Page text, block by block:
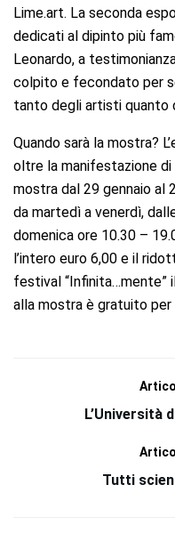
Lime.art. La seconda
dedicati al dipinto più
Leonardo, a
colpito e fecondato per
tanto degli artisti quanto
Quando sarà la mostra?
oltre la manifestazione
mostra dal 29 gennaio al
da martedì a venerdì,
domenica ore 10.30 –
l’intero euro 6,00 e il
festival “Infinita…mente”
alla mostra è gratuito
L’Università
Tutti